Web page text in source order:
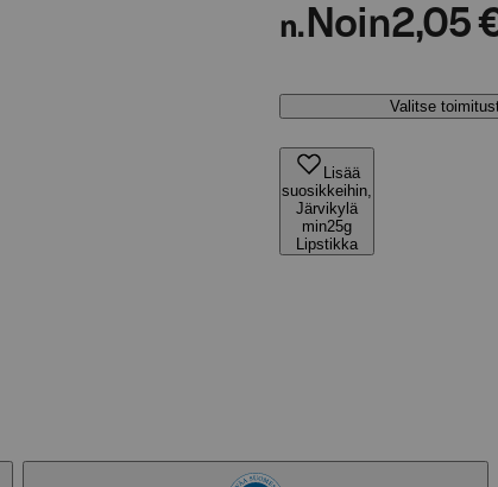
n. Noin2,05
Valitse
Lisää
suosikkeihin,
Järvikylä
min25g
Lipstikka